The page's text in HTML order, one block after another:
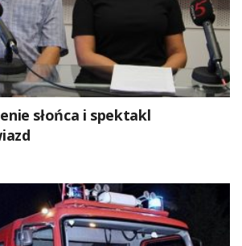
słońca i spektakl